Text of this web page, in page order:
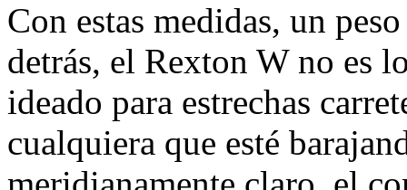
Con estas medidas, un
detrás, el Rexton W no es
ideado para estrechas
cualquiera que esté